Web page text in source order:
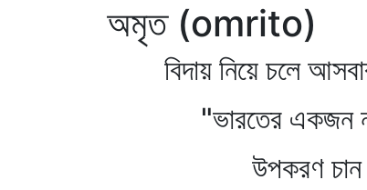
অমৃত (omrito)
বিদায় নিয়ে চলে
"ভারতের একজন
উপকরণ চান না